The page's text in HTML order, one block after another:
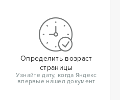
Определить возраст
страницы
Узнайте дату, когда Яндекс
впервые нашел документ